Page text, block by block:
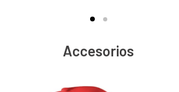
Accesorios